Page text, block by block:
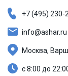
+7 (495) 230-
info@ashar.ru
Москва,
с 8:00 до